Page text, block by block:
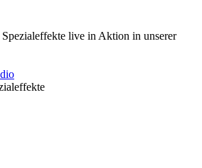
live in Aktion in unserer